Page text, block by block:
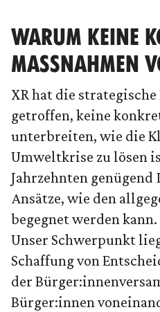
WARUM KEINE
MASSNAHMEN
XR hat die
getroffen, keine
unterbreiten, wie die
Umweltkrise zu lösen
Jahrzehnten genügend
Ansätze, wie den
begegnet werden kann.
Unser Schwerpunkt
Schaffung von
der
Bürger:innen